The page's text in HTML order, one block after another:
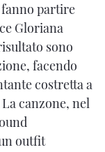
fanno partire
Gloriana
sono
facendo
costretta a
canzone, nel
outfit